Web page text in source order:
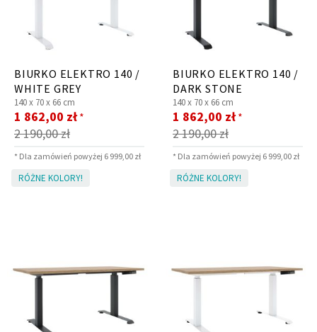
BIURKO ELEKTRO 140 /
WHITE GREY
140 x 70 x 66 cm
2 190,00 zł
Cena
promocyjna
1 862,00 zł *
* Dla zamówień powyżej 6 999,00 zł
BIURKO ELEKTRO 140 /
DARK STONE
140 x 70 x 66 cm
2 190,00 zł
Cena
promocyjna
1 862,00 zł *
* Dla zamówień powyżej 6 999,00 zł
RÓŻNE KOLORY! RÓŻNE KOLORY!
Wolnostojące Stylowe
Biurko Komoda
Panele ścienne Poduchy